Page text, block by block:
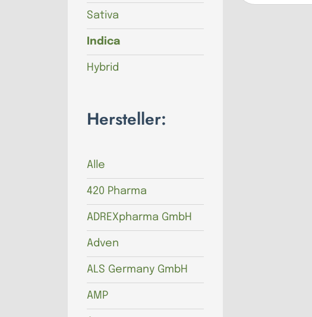
Sativa
Indica
Hybrid
Hersteller:
Alle
420 Pharma
ADREXpharma GmbH
Adven
ALS Germany GmbH
AMP